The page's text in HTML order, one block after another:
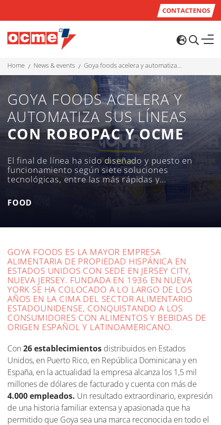
CONTACTENOS
home news & events goya foods acelera y automatiza sus líneas con robopac y ocme
GOYA FOODS ACELERA Y
AUTOMATIZA SUS LÍNEAS
CON ROBOPAC Y OCME
El final de línea ha sido diseñado y puesto en
funcionamiento según siete soluciones
tecnológicas, entre las más rápidas y
evolucionadas de toda la gama de productos
disponible dentro del Grupo: despaletizadores,
formadoras de bandejas, paletizadores y
FOOD
GOYA FOODS ES LA MAYOR EMPRESA
ALIMENTARIA DE PROPIEDAD HISPÁNICA EN
ESTADOS UNIDOS CON SEDE EN JERSEY CITY,
NUEVA JERSEY. FUNDADA EN 1936 EN NUEVA
YORK SE HA COLOCADO A LO LARGO DE LOS
AÑOS EN LA CIMA DEL SECTOR ALIMENTARIO
ESTADOUNIDENSE, CONQUISTANDO A LOS
CONSUMIDORES CON ALIMENTOS Y BEBIDAS DE
ORIGEN ESPAÑOL Y LATINOAMERICANO.
Con 26 establecimientos distribuidos en Estados
Unidos, en Puerto Rico, en República Dominicana y en
España, en la actualidad la empresa alcanza los 1,5 mil
millones de dólares de facturado y cuenta con más de
4.000 empleados. Un resultado extraordinario, expresión
de una historia familiar extensa y apasionada que ha
permitido que Goya sea una marca reconocida en todo el